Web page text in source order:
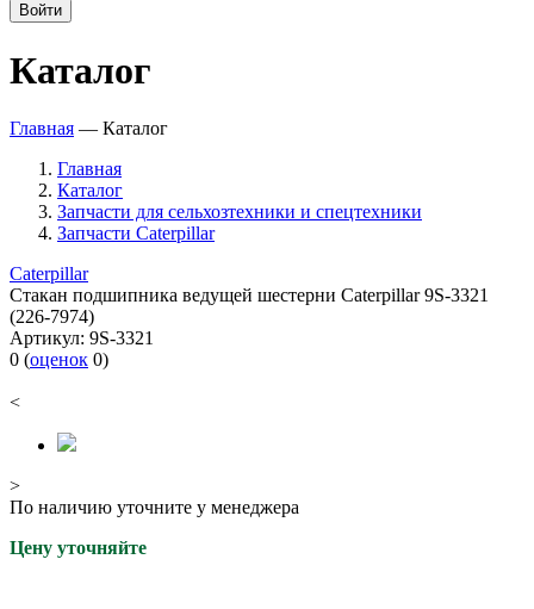
Войти
Каталог
Главная — Каталог
Главная
Каталог
Запчасти для сельхозтехники и спецтехники
Запчасти Caterpillar
Caterpillar
Стакан подшипника ведущей шестерни Caterpillar 9S-3321
(226-7974)
Артикул: 9S-3321
0 (оценок 0)
<
>
По наличию уточните у менеджера
Цену уточняйте